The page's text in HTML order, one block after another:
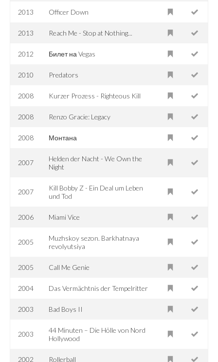
2013 Officer Down
2013 Reach Me - Stop at Nothing...
2012 Билет на Vegas
2010 Predators
2008 Kurzer Prozess - Righteous Kill
2008 Renzo Gracie: Legacy
2008 Монтана
2007
Helden der Nacht - We Own the
Night
2007
Kill Bobby Z - Ein Deal um Leben
und Tod
2006 Miami Vice
2005
Muzhskoy sezon. Barkhatnaya
revolyutsiya
2005 Call Me Genie
2004 Das Vermächtnis der Tempelritter
2003 Bad Boys II
2003
44 Minuten – Die Hölle von Nord
Hollywood
2002 Rollerball